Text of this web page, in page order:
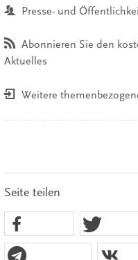
Presse- und
Abonnieren Sie den
Aktuelles
Weitere
Seite teilen